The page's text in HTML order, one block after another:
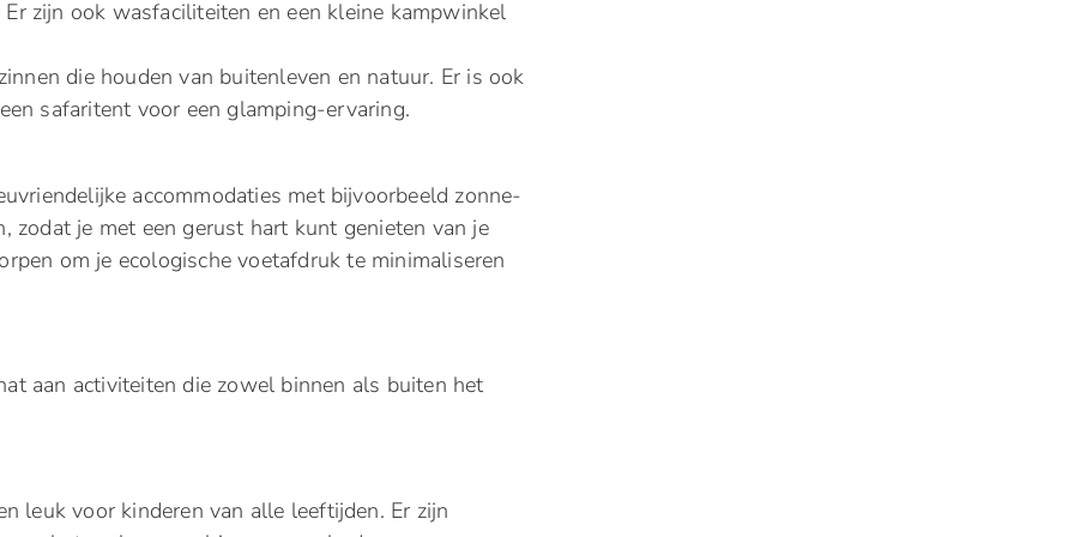
zijn ook wasfaciliteiten en een kleine kampwinkel
die houden van buitenleven en natuur. Er is ook
safaritent voor een glamping-ervaring.
accommodaties met bijvoorbeeld zonne-
zodat je met een gerust hart kunt genieten van je
om je ecologische voetafdruk te minimaliseren
aan activiteiten die zowel binnen als buiten het
leuk voor kinderen van alle leeftijden. Er zijn